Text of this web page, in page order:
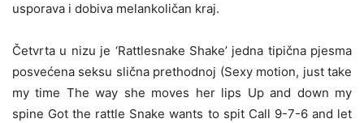
usporava i dobiva melankoličan kraj.
Četvrta u nizu je ‘Rattlesnake Shake’ jedna tipična pjesma
posvećena seksu slična prethodnoj (Sexy motion, just take
my time The way she moves her lips Up and down my
spine Got the rattle Snake wants to spit Call 9-7-6 and let